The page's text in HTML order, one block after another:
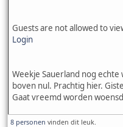
Guests are not allowed to
Login
Weekje Sauerland nog
boven nul. Prachtig hier.
Gaat vreemd worden
8 personen vinden dit leuk.